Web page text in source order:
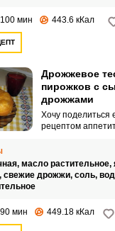
100 мин 443.6 кКал
Дрожжевое
пирожков с
дрожжами
Хочу поделиться
рецептом
оставит вас
Такое тесто
вкус.
масло растительное,
свежие дрожжи, соль,
90 мин 449.18 кКал